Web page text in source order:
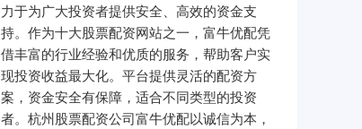
力于为广大投资者提供安全、高效的资金支
持。作为十大股票配资网站之一，富牛优配凭
借丰富的行业经验和优质的服务，帮助客户实
现投资收益最大化。平台提供灵活的配资方
案，资金安全有保障，适合不同类型的投资
者。杭州股票配资公司富牛优配以诚信为本，